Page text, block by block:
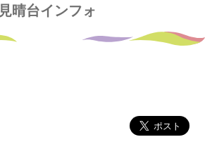
見晴台インフォ